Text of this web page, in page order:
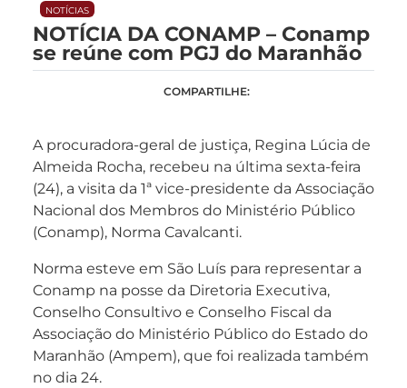
NOTÍCIAS
NOTÍCIA DA CONAMP – Conamp
se reúne com PGJ do Maranhão
COMPARTILHE:
A procuradora-geral de justiça, Regina Lúcia de
Almeida Rocha, recebeu na última sexta-feira
(24), a visita da 1ª vice-presidente da Associação
Nacional dos Membros do Ministério Público
(Conamp), Norma Cavalcanti.
Norma esteve em São Luís para representar a
Conamp na posse da Diretoria Executiva,
Conselho Consultivo e Conselho Fiscal da
Associação do Ministério Público do Estado do
Maranhão (Ampem), que foi realizada também
no dia 24.